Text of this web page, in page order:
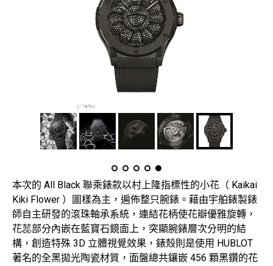
本次的 All Black 聯乘錶款以村上隆指標性的小花（ Kaikai
Kiki Flower ）圖樣為主，遍佈整只腕錶。藉由宇舶錶製錶
師自主研發的滾珠軸承系統，連結花柄使花瓣優雅旋轉，
花蕊部分內嵌在藍寶石鏡面上，突顯腕錶層次分明的結
構，創造特殊 3D 立體視覺效果，錶殼則是使用 HUBLOT
著名的全黑拋光陶瓷材質，面盤總共鑲嵌 456 顆黑鑽的花